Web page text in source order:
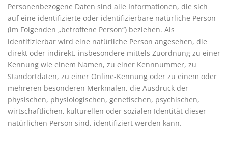
Personenbezogene Daten sind alle Informationen, die sich
auf eine identifizierte oder identifizierbare natürliche Person
(im Folgenden „betroffene Person“) beziehen. Als
identifizierbar wird eine natürliche Person angesehen, die
direkt oder indirekt, insbesondere mittels Zuordnung zu einer
Kennung wie einem Namen, zu einer Kennnummer, zu
Standortdaten, zu einer Online-Kennung oder zu einem oder
mehreren besonderen Merkmalen, die Ausdruck der
physischen, physiologischen, genetischen, psychischen,
wirtschaftlichen, kulturellen oder sozialen Identität dieser
natürlichen Person sind, identifiziert werden kann.